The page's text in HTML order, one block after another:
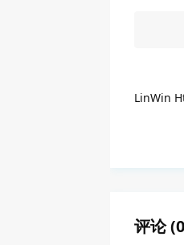
LinWin
评论(0